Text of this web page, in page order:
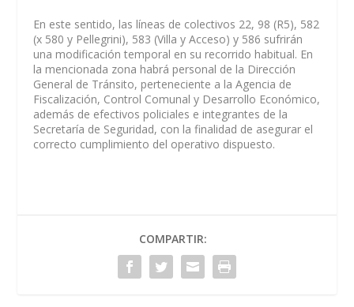
En este sentido, las líneas de colectivos 22, 98 (R5), 582
(x 580 y Pellegrini), 583 (Villa y Acceso) y 586 sufrirán
una modificación temporal en su recorrido habitual. En
la mencionada zona habrá personal de la Dirección
General de Tránsito, perteneciente a la Agencia de
Fiscalización, Control Comunal y Desarrollo Económico,
además de efectivos policiales e integrantes de la
Secretaría de Seguridad, con la finalidad de asegurar el
correcto cumplimiento del operativo dispuesto.
COMPARTIR: